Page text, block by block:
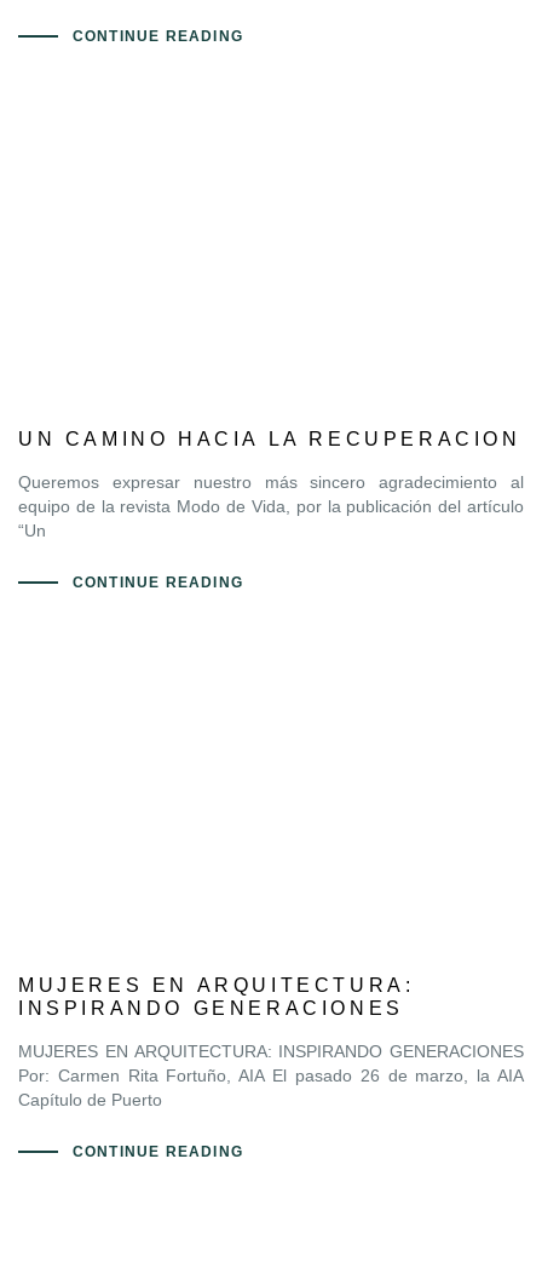
CONTINUE READING
UN CAMINO HACIA LA RECUPERACION
Queremos expresar nuestro más sincero agradecimiento al
equipo de la revista Modo de Vida, por la publicación del artículo
“Un
CONTINUE READING
MUJERES EN ARQUITECTURA:
INSPIRANDO GENERACIONES
MUJERES EN ARQUITECTURA: INSPIRANDO GENERACIONES
Por: Carmen Rita Fortuño, AIA El pasado 26 de marzo, la AIA
Capítulo de Puerto
CONTINUE READING